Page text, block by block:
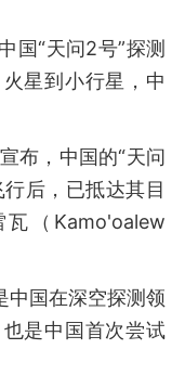
国“天问2号”探测
星到小行星，中
布，中国的“天问
后，已抵达其目
（Kamo'oalew
中国在深空探测领
是中国首次尝试